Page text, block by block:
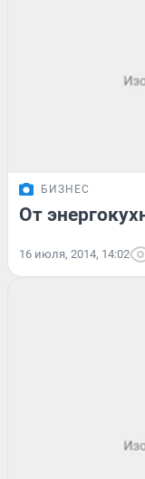
БИЗНЕС
От
16 июля, 2014, 14:02